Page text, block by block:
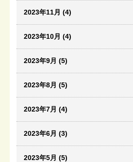
2023年11月 (4)
2023年10月 (4)
2023年9月 (5)
2023年8月 (5)
2023年7月 (4)
2023年6月 (3)
2023年5月 (5)